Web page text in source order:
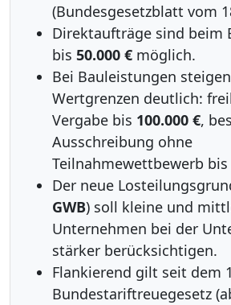
(Bundesgesetzblatt vom
Direktaufträge sind beim
bis 50.000 € möglich.
Bei Bauleistungen
Wertgrenzen deutlich:
Vergabe bis 100.000 €,
Ausschreibung ohne
Teilnahmewettbewerb bis
Der neue
GWB) soll kleine und
Unternehmen bei der
stärker berücksichtigen.
Flankierend gilt seit dem
Bundestariftreuegesetz